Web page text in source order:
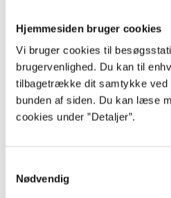
Hjemmesiden bruger cookies
Vi bruger cookies til
brugervenlighed. Du kan til
tilbagetrække dit samtykke ved
bunden af siden. Du kan læse
cookies under ”Detaljer”.
Nødvendig
Nyhed
lorem ipsum dolor sit amet ...
lorem ipsum dolor sit amet ...
lorem ipsum dolor sit amet ...
lorem ipsum dolor sit amet ...
lorem ipsum dolor sit amet ...